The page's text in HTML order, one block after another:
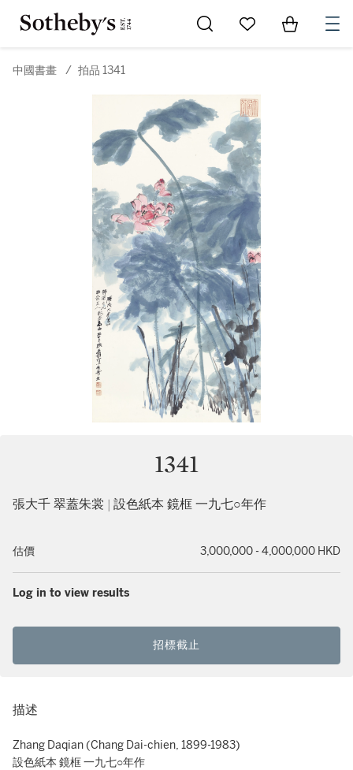
Go to My Favorites
Items in
中國書畫 / 拍品 1341
1341
張大千 翠蓋朱裳 | 設色紙本 鏡框 一九七○年作
估價 3,000,000 - 4,000,000 HKD
Log in to view results
招標截止
描述
Zhang Daqian (Chang Dai-chien, 1899-1983)
設色紙本 鏡框 一九七○年作